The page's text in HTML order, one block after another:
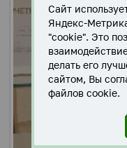
Сайт
Яндекс-
"cookie". Это
делать его
сайтом, Вы
файлов cookie.